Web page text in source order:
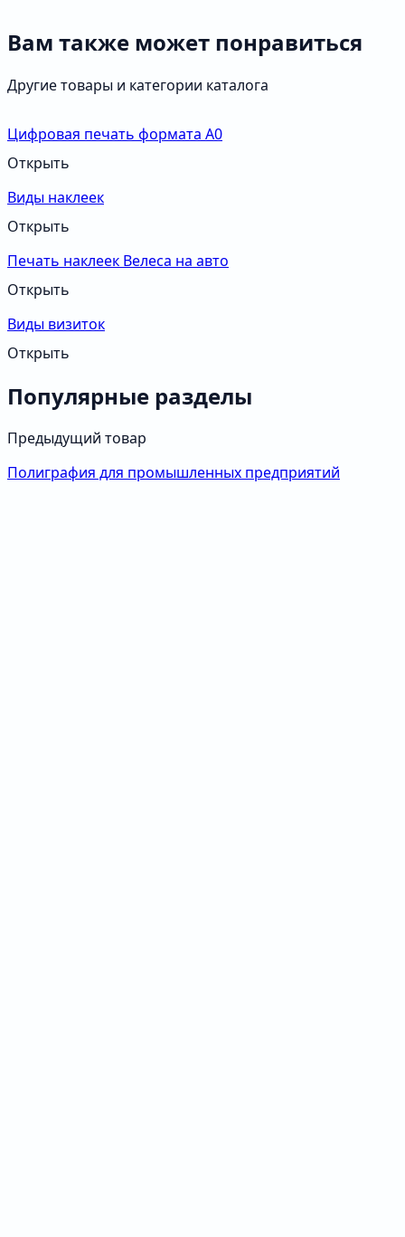
Вам также может понравиться
Другие товары и категории каталога
Цифровая печать формата А0
Открыть
Виды наклеек
Открыть
Печать наклеек Велеса на авто
Открыть
Виды визиток
Открыть
Популярные разделы
Предыдущий товар
Полиграфия для промышленных предприятий